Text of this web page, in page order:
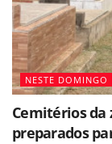
NESTE DOMINGO
Cemitérios da
preparados